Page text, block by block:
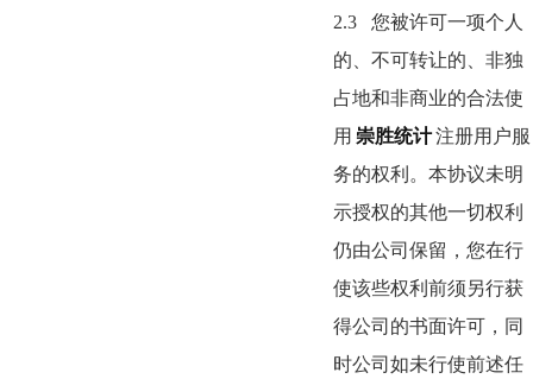
2.3
您被许可一项个人
的、不可转让的、非独
占地和非商业的合法使
用 崇胜统计注册用户服
务的权利。本协议未明
示授权的其他一切权利
仍由公司保留，您在行
使该些权利前须另行获
得公司的书面许可，同
时公司如未行使前述任